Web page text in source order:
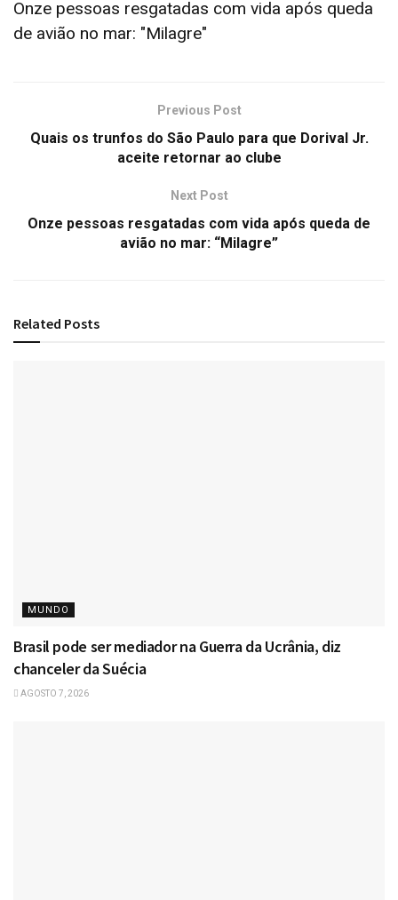
Onze pessoas resgatadas com vida após queda
de avião no mar: "Milagre"
Previous Post
Quais os trunfos do São Paulo para que Dorival Jr.
aceite retornar ao clube
Next Post
Onze pessoas resgatadas com vida após queda de
avião no mar: “Milagre”
Related Posts
MUNDO
Brasil pode ser mediador na Guerra da Ucrânia, diz
chanceler da Suécia
AGOSTO 7, 2026